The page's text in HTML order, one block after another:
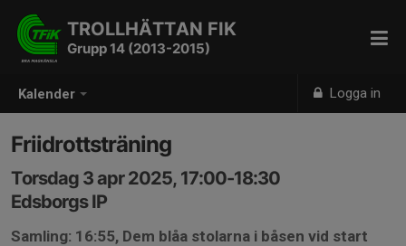
Kalender Logga in
TROLLHÄTTAN FIK
Grupp 14 (2013-2015)
Friidrottsträning
Torsdag 3 apr 2025, 17:00-18:30
Edsborgs IP
Samling: 16:55, Dem blåa stolarna i båsen vid start